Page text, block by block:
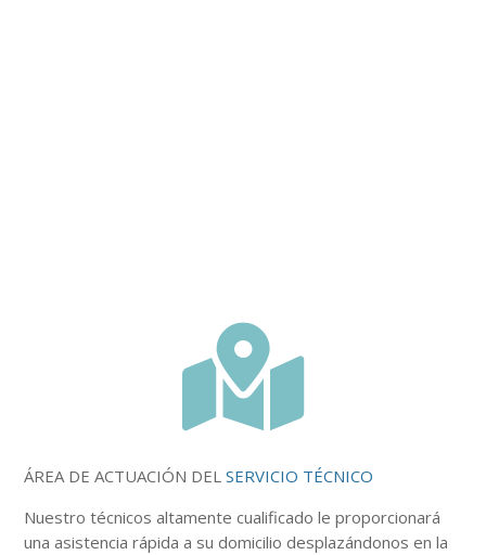

ÁREA DE ACTUACIÓN DELSERVICIO TÉCNICO
Nuestrotécnicos altamente cualificado le proporcionará
una asistencia rápida a su domicilio desplazándonos en la